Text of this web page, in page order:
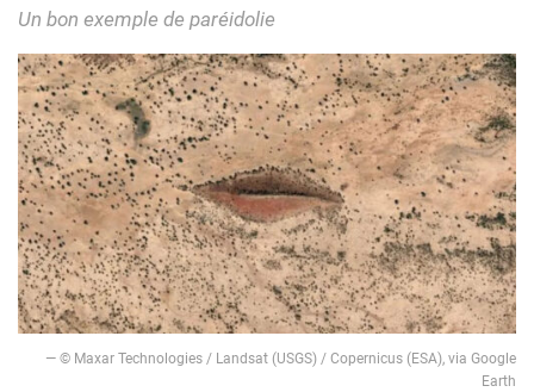
Un bon exemple de paréidolie
— © Maxar Technologies / Landsat (USGS) / Copernicus (ESA), via Google
Earth